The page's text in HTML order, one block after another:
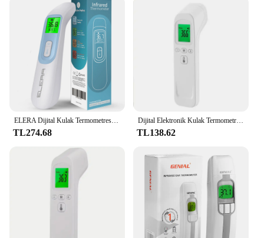
Design and Style: Sleek, ergonomic design for easy
handling
Usage and Purpose: Accurate, non-contact
temperature readings
Typical Adaptive Scenario: Ideal for healthcare
professionals and home use
Shape or Size or Weight or Quantity: Compact and
lightweight, suitable for multiple users
Features:
|Wholesale|Vendors|
**Accurate and Hygienic Measurements**
The No Touch Forehead Thermometer is an
essential tool for maintaining health and hygiene in
various settings. Its innovative design allows for
quick and accurate temperature readings without
the need for physical contact, ensuring a hygienic
and safe experience for both the user and the
patient. This feature is particularly beneficial in
TL274.68
Dijital Elektronik Kulak Termometresi Alın Temassız Bebek Vücut Termometro Kızılötesi Yetişkin Ateş IR Ev Sağlık Monitörleri
TL138.62